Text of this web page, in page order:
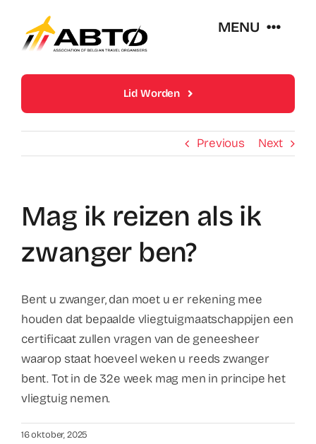
content
MENU
Over Abto
Op Reis Zonder Zorgen
Trends En Evoluties Van De Reissector
Contact
Faq
Lid Worden
Previous Next
Mag ik reizen als ik
zwanger ben?
Bent u zwanger, dan moet u er rekening mee
houden dat bepaalde vliegtuigmaatschappijen een
certificaat zullen vragen van de geneesheer
waarop staat hoeveel weken u reeds zwanger
bent. Tot in de 32e week mag men in principe het
vliegtuig nemen.
16 oktober, 2025